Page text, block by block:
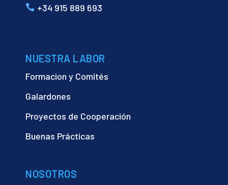
+34 915 889 693
NUESTRA LABOR
Formacion y Comités
Galardones
Proyectos de Cooperación
Buenas Prácticas
NOSOTROS